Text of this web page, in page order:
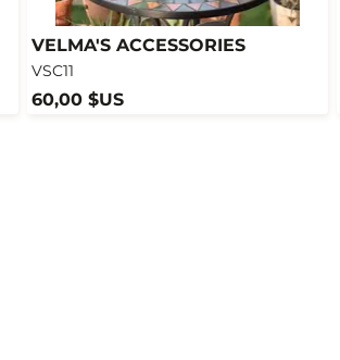
VELMA'S ACCESSORIES
VSC11
60,00 $US